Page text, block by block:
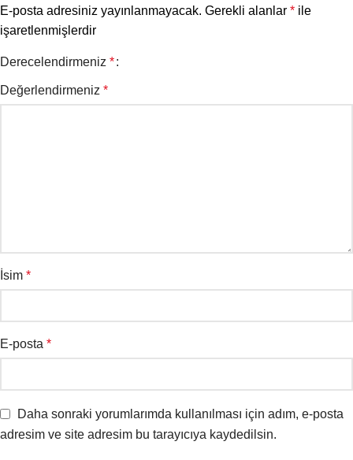
E-posta adresiniz yayınlanmayacak. Gerekli alanlar * ile
işaretlenmişlerdir
Derecelendirmeniz *
Değerlendirmeniz *
İsim *
E-posta *
Daha sonraki yorumlarımda kullanılması için adım, e-posta
adresim ve site adresim bu tarayıcıya kaydedilsin.